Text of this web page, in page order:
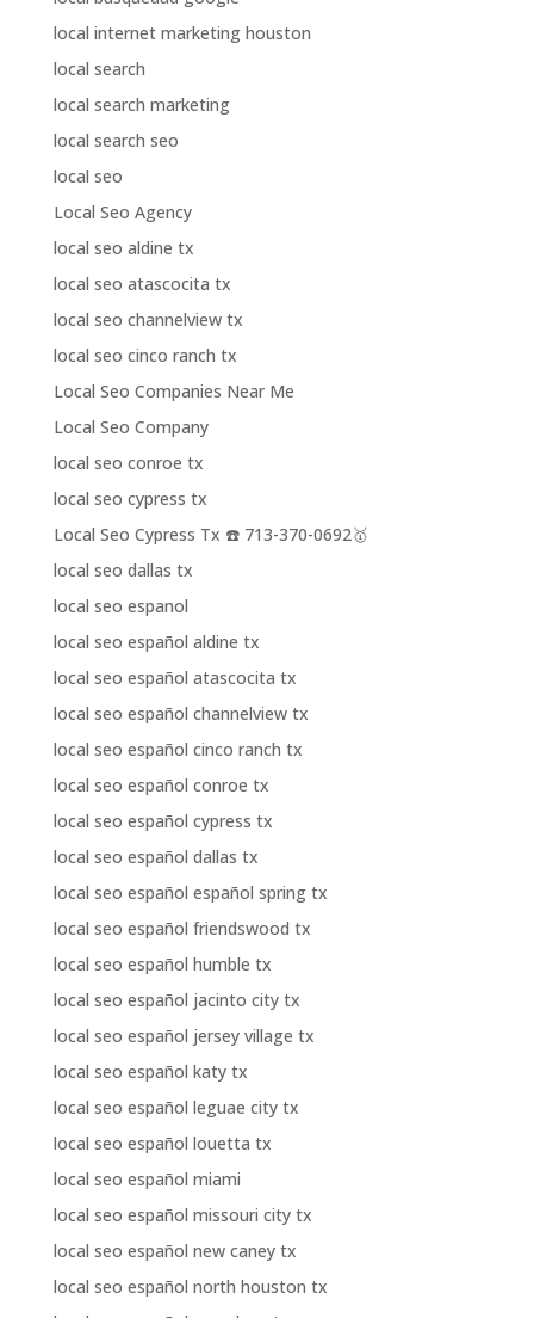
local internet marketing houston
local search
local search marketing
local search seo
local seo
Local Seo Agency
local seo aldine tx
local seo atascocita tx
local seo channelview tx
local seo cinco ranch tx
Local Seo Companies Near Me
Local Seo Company
local seo conroe tx
local seo cypress tx
Local Seo Cypress Tx ☎️ 713-370-0692🥇
local seo dallas tx
local seo espanol
local seo español aldine tx
local seo español atascocita tx
local seo español channelview tx
local seo español cinco ranch tx
local seo español conroe tx
local seo español cypress tx
local seo español dallas tx
local seo español español spring tx
local seo español friendswood tx
local seo español humble tx
local seo español jacinto city tx
local seo español jersey village tx
local seo español katy tx
local seo español leguae city tx
local seo español louetta tx
local seo español miami
local seo español missouri city tx
local seo español new caney tx
local seo español north houston tx